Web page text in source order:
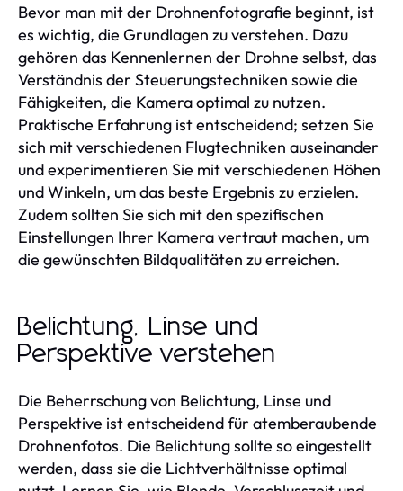
Bevor man mit der Drohnenfotografie beginnt, ist
es wichtig, die Grundlagen zu verstehen. Dazu
gehören das Kennenlernen der Drohne selbst, das
Verständnis der Steuerungstechniken sowie die
Fähigkeiten, die Kamera optimal zu nutzen.
Praktische Erfahrung ist entscheidend; setzen Sie
sich mit verschiedenen Flugtechniken auseinander
und experimentieren Sie mit verschiedenen Höhen
und Winkeln, um das beste Ergebnis zu erzielen.
Zudem sollten Sie sich mit den spezifischen
Einstellungen Ihrer Kamera vertraut machen, um
die gewünschten Bildqualitäten zu erreichen.
Belichtung, Linse und
Perspektive verstehen
Die Beherrschung von Belichtung, Linse und
Perspektive ist entscheidend für atemberaubende
Drohnenfotos. Die Belichtung sollte so eingestellt
werden, dass sie die Lichtverhältnisse optimal